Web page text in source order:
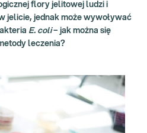
flory jelitowej ludzi i
jelicie, jednak może wywoływać
E. coli– jak można się
leczenia?